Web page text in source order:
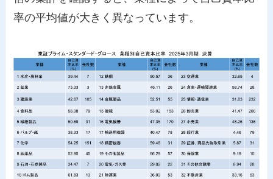
率の平均値が大きく異なっています。